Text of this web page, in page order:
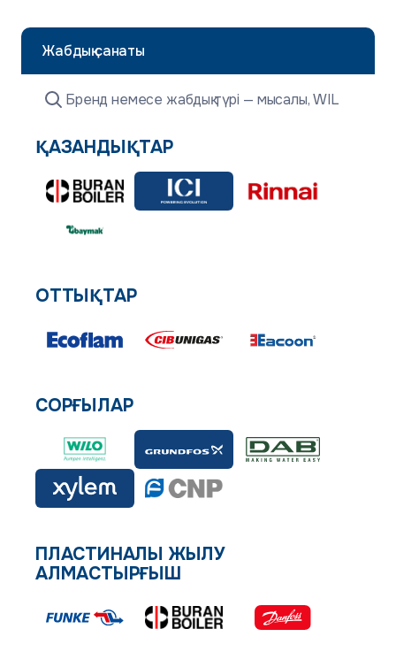
Жабдық санаты
ҚАЗАНДЫҚТАР
ОТТЫҚТАР
СОРҒЫЛАР
ПЛАСТИНАЛЫ ЖЫЛУ
АЛМАСТЫРҒЫШ